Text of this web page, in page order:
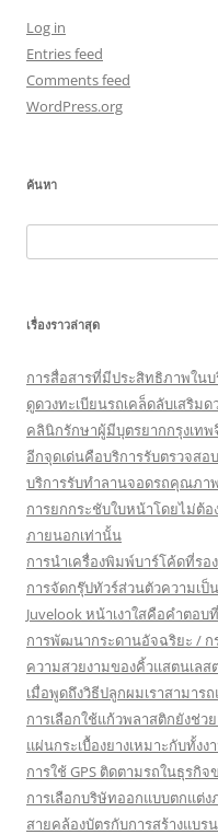
Log in
Entries feed
Comments feed
WordPress.org
ค้นหา
for:
เรื่องราวล่าสุด
การสื่อสารที่มีประสิทธิภาพในบ
ดูดวงทะเบียนรถเคล็ดลับเสริม
คลินิกรักษาผู้มีบุตรยากกรุงเท
อีกจุดเด่นคือบริการรับตรวจสอ
บริการรับทำลานจอดรถคุณภา
การยกกระชับใบหน้าโดยไม่ต้
ภายนอกเท่านั้น
การนำเครื่องพิมพ์บาร์โค้ดที่รอ
การจัดกรุ๊ปทัวร์ส่วนตัวความเ
Juvelook หน้าเงาใสคือคำตอ
การพัฒนากระดานอัจฉริยะ / ก
ความสวยงามของคิ้วแสตนเลส
เมื่อพูดถึงวิธีปลูกผมเราสามาร
การเลือกใช้แก้วพลาสติกยังช่ว
แผ่นกระเบื้องยางเหมาะกับทั้ง
การใช้ GPS ติดตามรถในธุรกิ
การเลือกบริษัทออกแบบตกแต่
สายคล้องบัตรกับการสร้างแบ